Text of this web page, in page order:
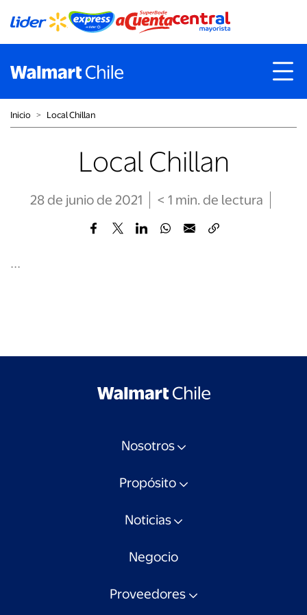
Inicio ˃ Local Chillan
Local Chillan
28 de junio de 2021 < 1 min. de lectura
...
Nosotros
Propósito
Noticias
Negocio
Proveedores